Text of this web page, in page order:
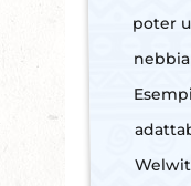
poter